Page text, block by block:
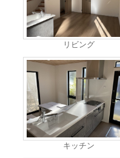
リビング
キッチン